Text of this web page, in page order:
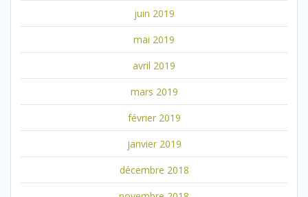
juin 2019
mai 2019
avril 2019
mars 2019
février 2019
janvier 2019
décembre 2018